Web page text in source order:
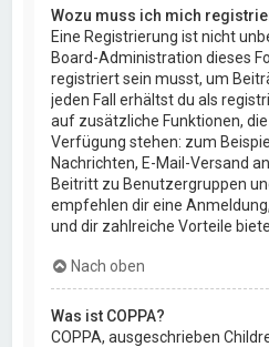
Wozu muss ich mich
Eine Registrierung ist nicht
Board-Administration dieses
registriert sein musst, um
jeden Fall erhältst du als
auf zusätzliche Funktionen,
Verfügung stehen: zum
Nachrichten, E-Mail-Versand
Beitritt zu Benutzergruppen
empfehlen dir eine
und dir zahlreiche Vorteile
Nach oben
Was ist COPPA?
COPPA, ausgeschrieben